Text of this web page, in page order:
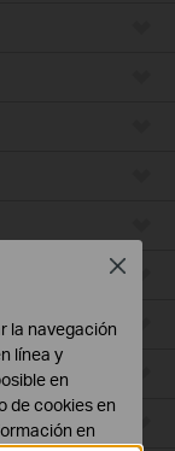
la navegación
línea y
en
de cookies en
en
Close